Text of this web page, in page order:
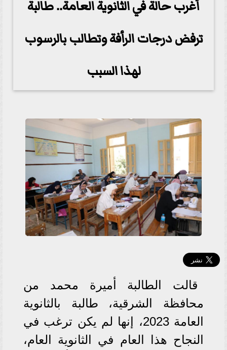
أغرب حالة في الثانوية العامة.. طالبة
ترفض درجات الرأفة وتطالب بالرسوب
لهذا السبب
قالت الطالبة أميرة محمد من
محافظة الشرقية، طالبة بالثانوية
العامة 2023، إنها لم يكن ترغب في
النجاح هذا العام في الثانوية العام،